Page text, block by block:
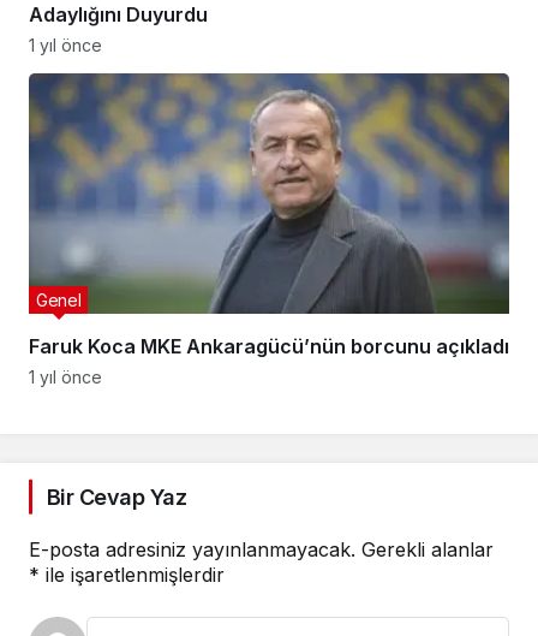
Adaylığını Duyurdu
1 yıl önce
Faruk Koca MKE Ankaragücü’nün borcunu açıkladı
Genel
1 yıl önce
Bir Cevap Yaz
E-posta adresiniz yayınlanmayacak. Gerekli alanlar
* ile işaretlenmişlerdir